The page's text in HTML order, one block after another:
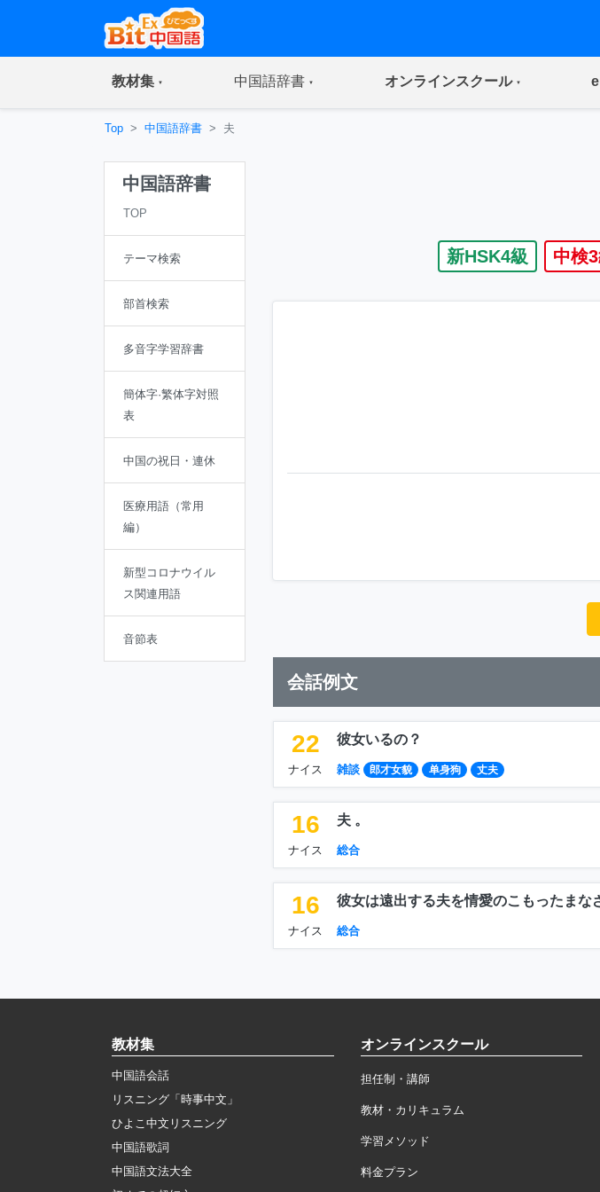
教材集(current) 中国語辞書(current) オンラインスクール(current)
Top 中国語辞書 夫
中国語辞書
TOP
テーマ検索
部首検索
多音字学習辞書
簡体字·繁体字対照
表
中国の祝日・連休
医療用語（常用
編）
新型コロナウイル
ス関連用語
音節表
新HSK4級 中検
会話例文
22
ナイス
彼女いるの？
雑談 郎才女貌 单身狗 丈夫
16
ナイス
夫 。
総合
16
ナイス
彼女は遠出する夫を情愛のこもったまな
総合
教材集
中国語会話
リスニング「時事中文」
ひよこ中文リスニング
中国語歌詞
中国語文法大全
オンラインスクール
担任制・講師
教材・カリキュラム
学習メソッド
料金プラン